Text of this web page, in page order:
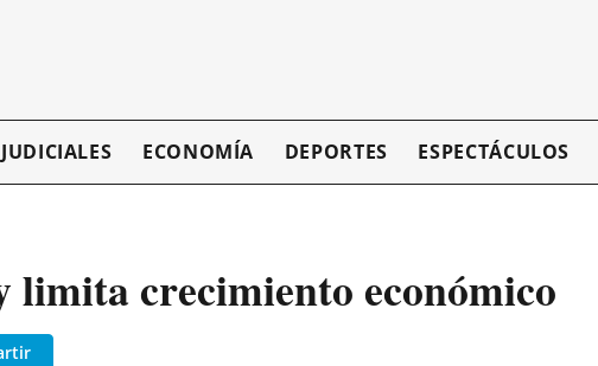
JUDICIALES ECONOMÍA DEPORTES ESPECTÁCULOS
crecimiento económico